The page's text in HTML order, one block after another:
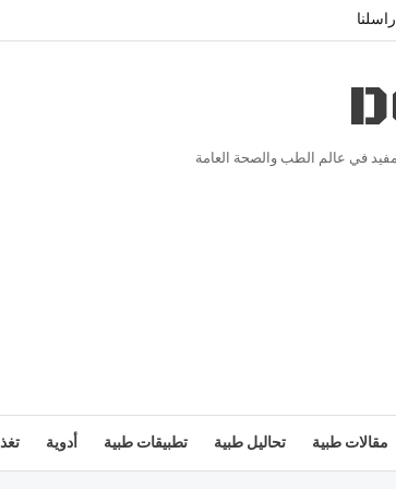
راسلنا
في عالم الطب والصحة العامة
مقالات طبية تحاليل طبية تطبيقات طبية أدوية